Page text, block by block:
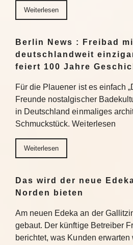
Weiterlesen
Berlin News : Freibad
deutschlandweit
feiert 100 Jahre
Für die Plauener ist es einfach
Freunde nostalgischer
in Deutschland einmaliges
Schmuckstück. Weiterlesen
Weiterlesen
Das wird der neue
Norden bieten
Am neuen Edeka an der
gebaut. Der künftige Betreiber
berichtet, was Kunden